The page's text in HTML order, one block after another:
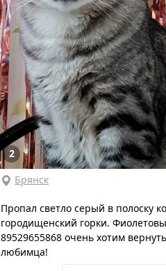
2
Брянск
Пропал светло серый в полоску
городищенский горки.
89529655868 очень хотим
любимца!